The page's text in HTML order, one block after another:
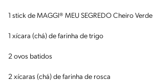
1 stick de MAGGI® MEU SEGREDO Cheiro Verde
1 xícara (chá) de farinha de trigo
2 ovos batidos
2 xícaras (chá) de farinha de rosca